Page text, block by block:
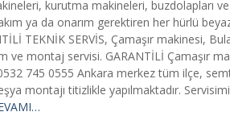
kurutma makineleri, buzdolapları
ya da onarım gerektiren her hürlü
TEKNİK SERVİS, Çamaşır makinesi,
montaj servisi. GARANTİLİ Çamaşır
745 0555 Ankara merkez tüm ilçe,
montajı titizlikle yapılmaktadır.